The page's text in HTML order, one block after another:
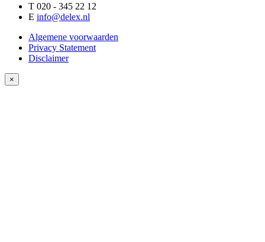
T 020 - 345 22 12
E info@delex.nl
Algemene voorwaarden
Privacy Statement
Disclaimer
×